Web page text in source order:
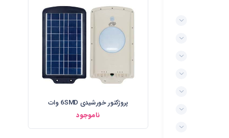
پروژکتور خورشیدی 6SMD وات
ناموجود